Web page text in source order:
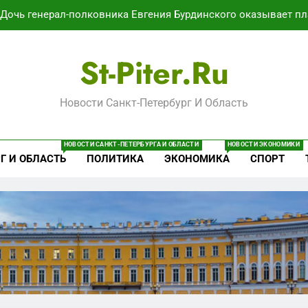
Дочь генерал-полковника Евгения Бурдинского оказывает
Путёвки есть – мест нет:
Минпромторг потребовал данные о складах с военной
В Воронеже участников СВО берут на
Путёвки есть – мест нет:
St-Piter.ru
Новости Санкт-Петербург И Область
И ОБЛАСТЬ
НОВОСТИ САНКТ-ПЕТЕРБУРГА И ОБЛАСТИ
ПОЛИТИКА ЭКОНОМИКА
НОВОСТИ ЭКОНОМИКИ
СПОРТ